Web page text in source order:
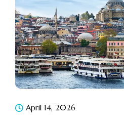
April 14, 2026